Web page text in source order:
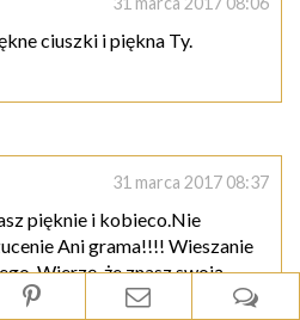
ciuszki i piękna Ty.
31 marca 2017 08:37
pięknie i kobieco.Nie
Ani grama!!!! Wieszanie
Wierzę, że znasz swoją
na Ciebie takie bezczelne